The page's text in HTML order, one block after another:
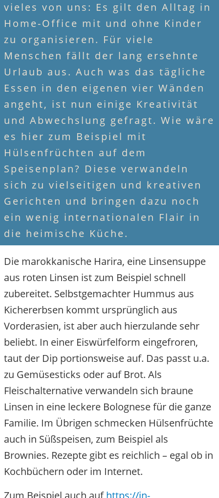
vieles von uns: Es gilt den Alltag in
Home-Office mit und ohne Kinder
zu organisieren. Für viele
Menschen fällt der lang ersehnte
Urlaub aus. Auch was das tägliche
Essen in den eigenen vier Wänden
angeht, ist nun einige Kreativität
und Abwechslung gefragt. Wie wäre
es hier zum Beispiel mit
Hülsenfrüchten auf dem
Speisenplan? Diese verwandeln
sich zu vielseitigen und kreativen
Gerichten und bringen dazu noch
ein wenig internationalen Flair in
die heimische Küche.
Die marokkanische Harira, eine Linsensuppe
aus roten Linsen ist zum Beispiel schnell
zubereitet. Selbstgemachter Hummus aus
Kichererbsen kommt ursprünglich aus
Vorderasien, ist aber auch hierzulande sehr
beliebt. In einer Eiswürfelform eingefroren,
taut der Dip portionsweise auf. Das passt u.a.
zu Gemüsesticks oder auf Brot. Als
Fleischalternative verwandeln sich braune
Linsen in eine leckere Bolognese für die ganze
Familie. Im Übrigen schmecken Hülsenfrüchte
auch in Süßspeisen, zum Beispiel als
Brownies. Rezepte gibt es reichlich – egal ob in
Kochbüchern oder im Internet.